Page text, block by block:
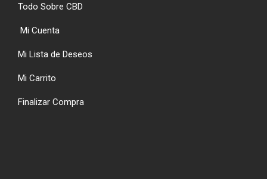
Todo Sobre CBD
Mi Cuenta
Mi Lista de Deseos
Mi Carrito
Finalizar Compra